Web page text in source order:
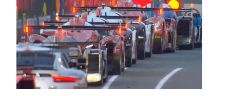
Νέα
Τεχνολογία
Mobility
Σταθμοί φόρτισης